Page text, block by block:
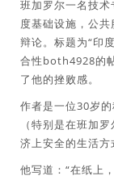
班加罗尔一名技
度基础设施，公
辩论。标题为“印
合性both4928的
了他的挫败感。
作者是一位30岁
（特别是在班加
济上安全的生活方
他写道：“在纸上